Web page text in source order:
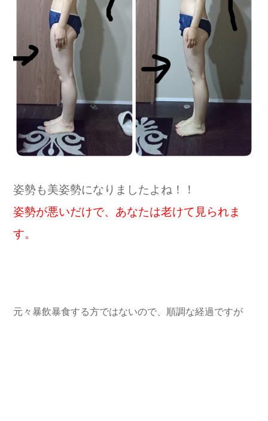
姿勢も美姿勢になりましたよね！！
姿勢が悪いだけで、あなたは老けて見られま
す。
元々暴飲暴食する方ではないので、順調な経過ですが